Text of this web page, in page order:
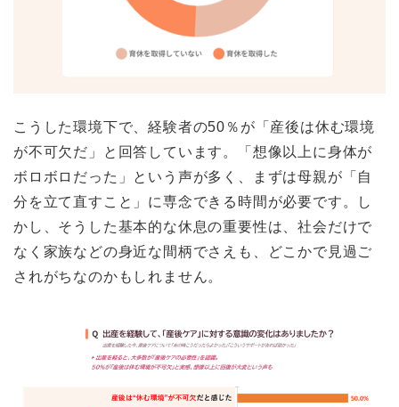
こうした環境下で、経験者の50％が「産後は休む環境
が不可欠だ」と回答しています。「想像以上に身体が
ボロボロだった」という声が多く、まずは母親が「自
分を立て直すこと」に専念できる時間が必要です。し
かし、そうした基本的な休息の重要性は、社会だけで
なく家族などの身近な間柄でさえも、どこかで見過ご
されがちなのかもしれません。